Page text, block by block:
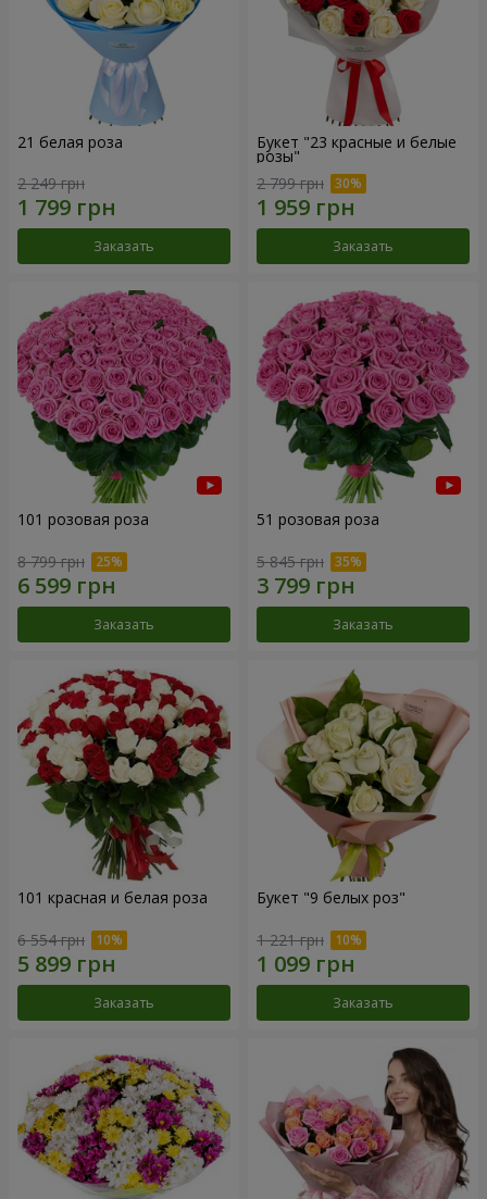
21 белая роза
2 249 грн
Заказать
Букет "23 красные и белые
розы"
2 799 грн
Заказать
101 розовая роза
8 799 грн
Заказать
51 розовая роза
5 845 грн
Заказать
101 красная и белая роза
6 554 грн
Заказать
Букет "9 белых роз"
1 221 грн
Заказать